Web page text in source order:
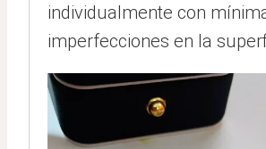
individualmente con
imperfecciones en la